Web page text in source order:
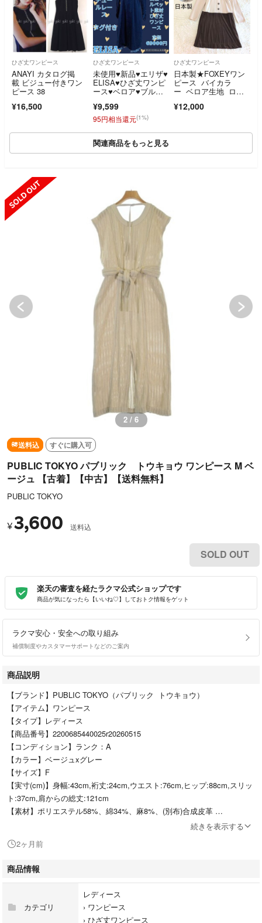
ひざ丈ワンピース
ANAYI カタログ掲
載 ビジュー付きワン
ピース 38
¥16,500
ひざ丈ワンピース
未使用♥新品♥エリザ♥
ELISA♥ひざ丈ワンピ
ース♥ベロア♥ブルー♥
¥9,599
95円相当還元(1%)
ひざ丈ワンピース
日本製★FOXEYワン
ピース バイカラ
ー ベロア生地 ロゴ
ス
¥12,000
関連商品をもっと見る
3 / 6
送料込 すぐに購入可
PUBLIC TOKYO パブリック トウキョウ ワンピース M ベ
ージュ 【古着】【中古】【送料無料】
PUBLIC TOKYO
¥3,600 送料込
SOLD OUT
楽天の審査を経たラクマ公式ショップです
商品が気になったら【いいね♡】しておトク情報をゲット
ラクマ安心・安全への取り組み
補償制度やカスタマーサポートなどのご案内
商品説明
【ブランド】PUBLIC TOKYO（パブリック トウキョウ）
【アイテム】ワンピース
【タイプ】レディース
【商品番号】2200685440025r20260515
【コンディション】ランク：A
【カラー】ベージュxグレー
【サイズ】F
【実寸(cm)】身幅:43cm,裄丈:24cm,ウエスト:76cm,ヒップ:88cm,スリッ
ト:37cm,肩からの総丈:121cm
【素材】ポリエステル58%、綿34%、麻8%、(別布)合成皮革
シーズン：春夏
ポケット：なし
透け感：あり
裏地：なし
伸縮性：なし
続きを表示する
2ヶ月前
商品情報
カテゴリ
レディース
› ワンピース
› ひざ丈ワンピース